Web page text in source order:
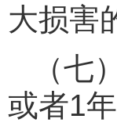
大损害
（
或者1